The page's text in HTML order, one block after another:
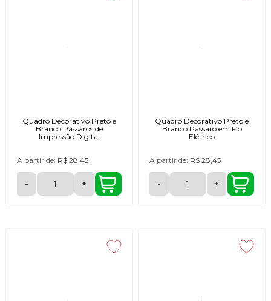
Quadro Decorativo Preto e
Branco Pássaros de
Impressão Digital
A partir de: R$ 28,45
- +
Quadro Decorativo Preto e
Branco Pássaro em Fio
Elétrico
A partir de: R$ 28,45
- +